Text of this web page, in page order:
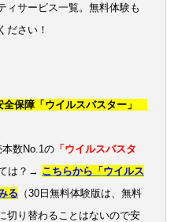
ィサービス一覧。無料体験も
ださい！
全保障「ウイルスバスター」
数No.1の 「ウイルスバスタ
は？→ こちらから「ウイルス
る （30日無料体験版は、無料
切り替わることはないので安